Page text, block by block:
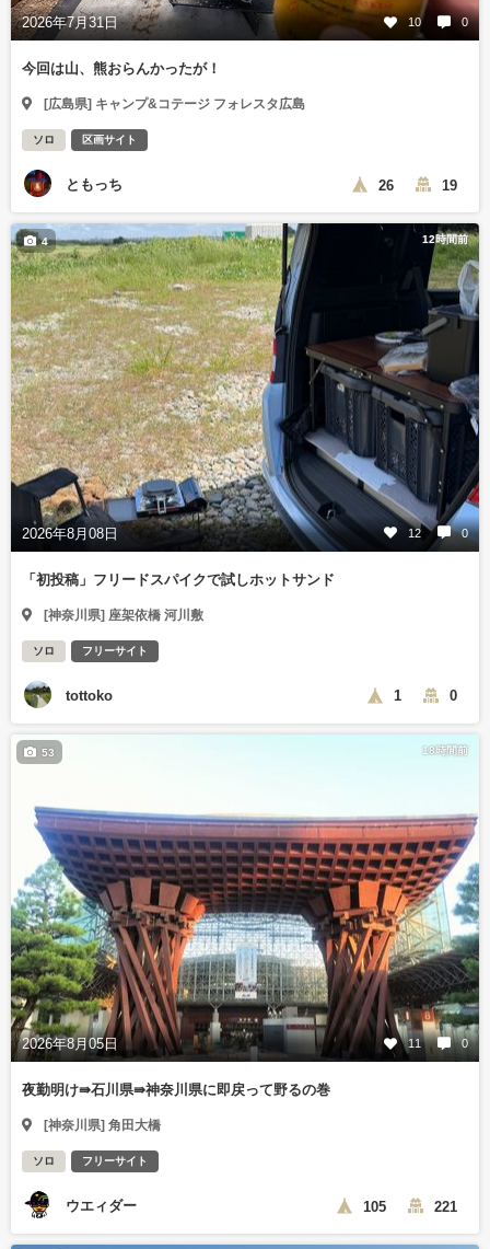
2026年7月31日 10 0
今回は山、熊おらんかったが！
[広島県] キャンプ&コテージ フォレスタ広島
ソロ 区画サイト
ともっち 26 19
12時間前
2026年8月08日 12 0
4
「初投稿」フリードスパイクで試しホットサンド
[神奈川県] 座架依橋 河川敷
ソロ フリーサイト
tottoko 1 0
18時間前
2026年8月05日 11 0
53
夜勤明け⇛石川県⇛神奈川県に即戻って野るの巻
[神奈川県] 角田大橋
ソロ フリーサイト
ウエィダー 105 221